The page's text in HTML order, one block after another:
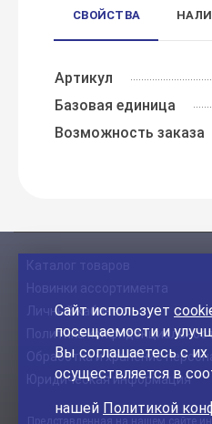
СВОЙСТВА
Артикул
Базовая единица
Возможность заказа
Каталог товаров
Новинки ассортимента
Личный кабинет
Политика
Обработка и хранение
Юридическая информация
Сайт использует
посещаемости и
Вы соглашаетесь с
осуществляется в
нашей Политикой